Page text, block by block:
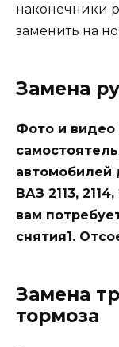
наконечники
заменить на
Замена
Фото и видео
автомобилей
ВАЗ 2113,
вам
снятия1.
Замена
тормоза